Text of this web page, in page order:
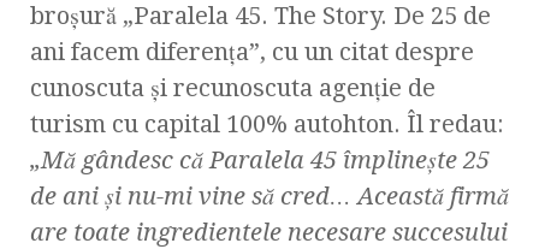
broşură „Paralela 45. The Story. De 25 de
ani facem diferenţa”, cu un citat despre
cunoscuta şi recunoscuta agenţie de
turism cu capital 100% autohton. Îl redau:
„Mă gândesc că Paralela 45 împlineşte 25
de ani şi nu-mi vine să cred… Această firmă
are toate ingredientele necesare succesului